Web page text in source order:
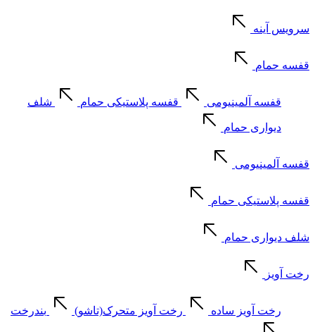
سرویس آینه
قفسه حمام
قفسه آلمینیومی قفسه پلاستیکی حمام شلف
دیواری حمام
قفسه آلمینیومی
قفسه پلاستیکی حمام
شلف دیواری حمام
رخت آویز
رخت آویز ساده رخت آویز متحرک(تاشو) بندرخت